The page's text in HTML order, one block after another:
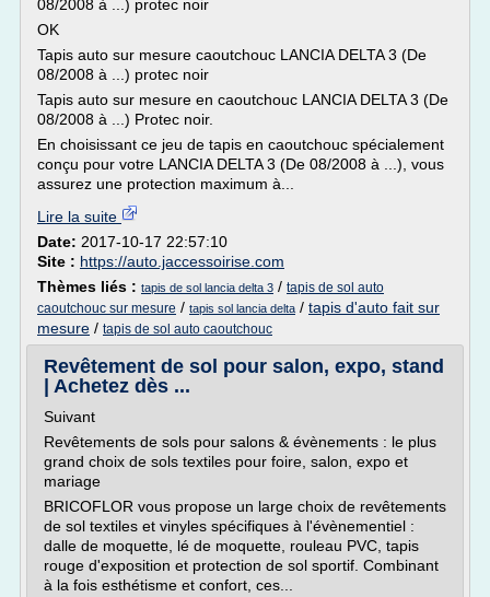
08/2008 à ...) protec noir
OK
Tapis auto sur mesure caoutchouc LANCIA DELTA 3 (De
08/2008 à ...) protec noir
Tapis auto sur mesure en caoutchouc LANCIA DELTA 3 (De
08/2008 à ...) Protec noir.
En choisissant ce jeu de tapis en caoutchouc spécialement
conçu pour votre LANCIA DELTA 3 (De 08/2008 à ...), vous
assurez une protection maximum à...
Lire la suite
Date: 2017-10-17 22:57:10
Site : https://auto.jaccessoirise.com
Thèmes liés : tapis de sol lancia delta 3 / tapis de sol auto
caoutchouc sur mesure / tapis sol lancia delta / tapis d'auto fait sur
mesure / tapis de sol auto caoutchouc
Revêtement de sol pour salon, expo, stand
| Achetez dès ...
Suivant
Revêtements de sols pour salons & évènements : le plus
grand choix de sols textiles pour foire, salon, expo et
mariage
BRICOFLOR vous propose un large choix de revêtements
de sol textiles et vinyles spécifiques à l'évènementiel :
dalle de moquette, lé de moquette, rouleau PVC, tapis
rouge d'exposition et protection de sol sportif. Combinant
à la fois esthétisme et confort, ces...